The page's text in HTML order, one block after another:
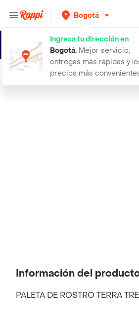
Bogotá
Ingresa tu dirección en
Bogotá. Mejor servicio,
entregas más rápidas y
precios más
paleta de rostro terra trendy refsb
Información del
PALETA DE ROSTRO TERRA